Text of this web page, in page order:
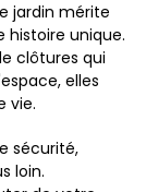
jardin mérite
unique.
clôtures qui
elles
vie.
sécurité,
loin.